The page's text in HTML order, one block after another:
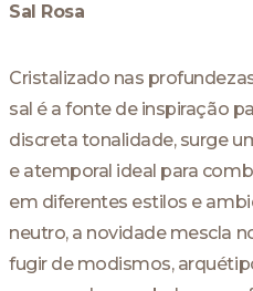
Sal Rosa
Cristalizado nas
sal é a fonte de inspiração
discreta tonalidade, surge
e atemporal ideal para
em diferentes estilos e
neutro, a novidade mescla
fugir de modismos,